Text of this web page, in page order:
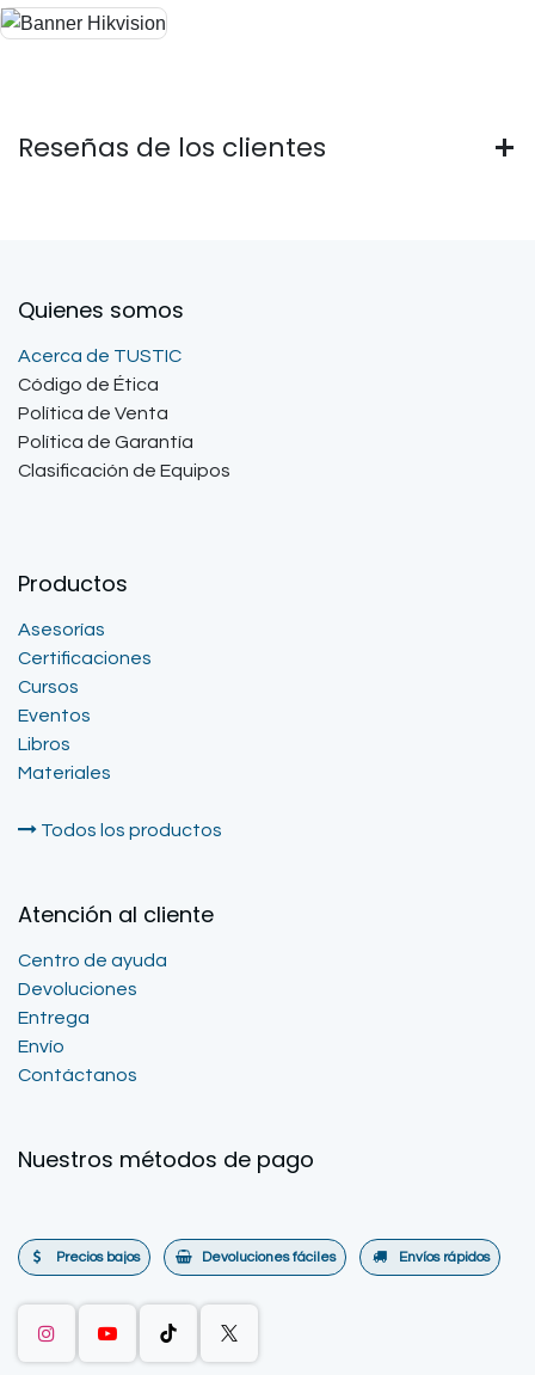
Reseñas de los clientes
Quienes somos
Acerca de TUSTIC
Código de Ética
Política de Venta
Política de Garantía
Clasificación de Equipos
Productos
Asesorías
Certificaciones
Cursos
Eventos
Libros
Materiales
Todos los productos
Atención al cliente
Centro de ayuda
Devoluciones
Entrega
Envío
Contáctanos
Nuestros métodos de pago
Precios bajos Devoluciones fáciles Envíos rápidos